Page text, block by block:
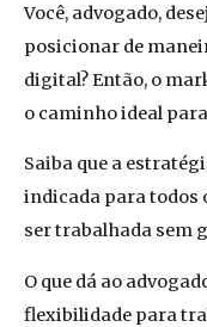
Você, advogado,
posicionar de
digital? Então, o
o caminho ideal
Saiba que a
indicada para todos
ser trabalhada sem
O que dá ao
flexibilidade para